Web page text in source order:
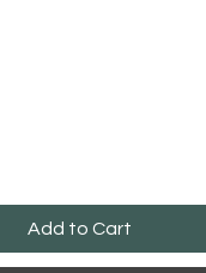
Add to Cart